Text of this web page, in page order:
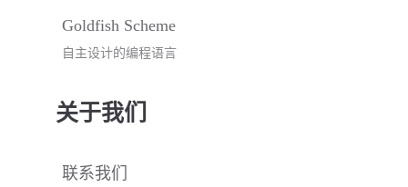
Goldfish Scheme
自主设计的编程语言
关于我们
联系我们